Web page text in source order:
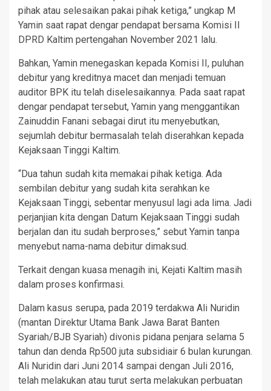
pihak atau selesaikan pakai pihak ketiga,” ungkap M
Yamin saat rapat dengar pendapat bersama Komisi II
DPRD Kaltim pertengahan November 2021 lalu.
Bahkan, Yamin menegaskan kepada Komisi II, puluhan
debitur yang kreditnya macet dan menjadi temuan
auditor BPK itu telah diselesaikannya. Pada saat rapat
dengar pendapat tersebut, Yamin yang menggantikan
Zainuddin Fanani sebagai dirut itu menyebutkan,
sejumlah debitur bermasalah telah diserahkan kepada
Kejaksaan Tinggi Kaltim.
“Dua tahun sudah kita memakai pihak ketiga. Ada
sembilan debitur yang sudah kita serahkan ke
Kejaksaan Tinggi, sebentar menyusul lagi ada lima. Jadi
perjanjian kita dengan Datum Kejaksaan Tinggi sudah
berjalan dan itu sudah berproses,” sebut Yamin tanpa
menyebut nama-nama debitur dimaksud.
Terkait dengan kuasa menagih ini, Kejati Kaltim masih
dalam proses konfirmasi.
Dalam kasus serupa, pada 2019 terdakwa Ali Nuridin
(mantan Direktur Utama Bank Jawa Barat Banten
Syariah/BJB Syariah) divonis pidana penjara selama 5
tahun dan denda Rp500 juta subsidiair 6 bulan kurungan.
Ali Nuridin dari Juni 2014 sampai dengan Juli 2016,
telah melakukan atau turut serta melakukan perbuatan